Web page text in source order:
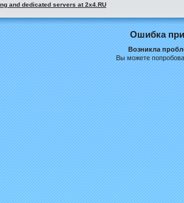
and dedicated servers at 2x4.RU
Ошибка при
Возникла
Вы можете